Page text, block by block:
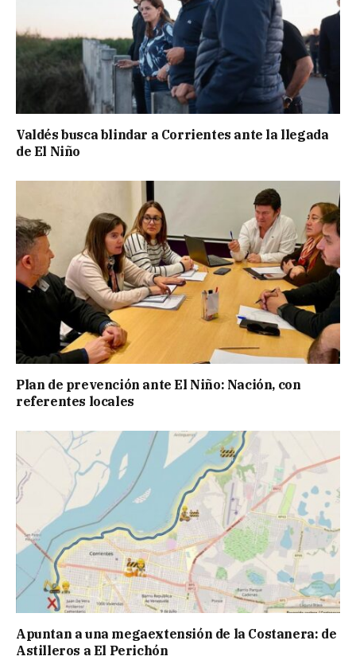
Valdés busca blindar a Corrientes ante la llegada
de El Niño
Plan de prevención ante El Niño: Nación, con
referentes locales
Apuntan a una megaextensión de la Costanera: de
Astilleros a El Perichón